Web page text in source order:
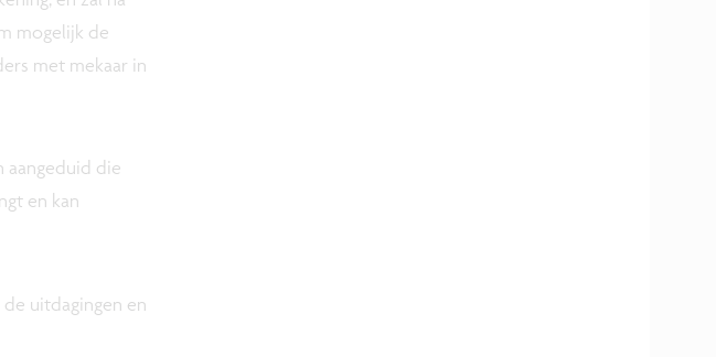
mogelijk de
met mekaar in
aangeduid die
en kan
uitdagingen en